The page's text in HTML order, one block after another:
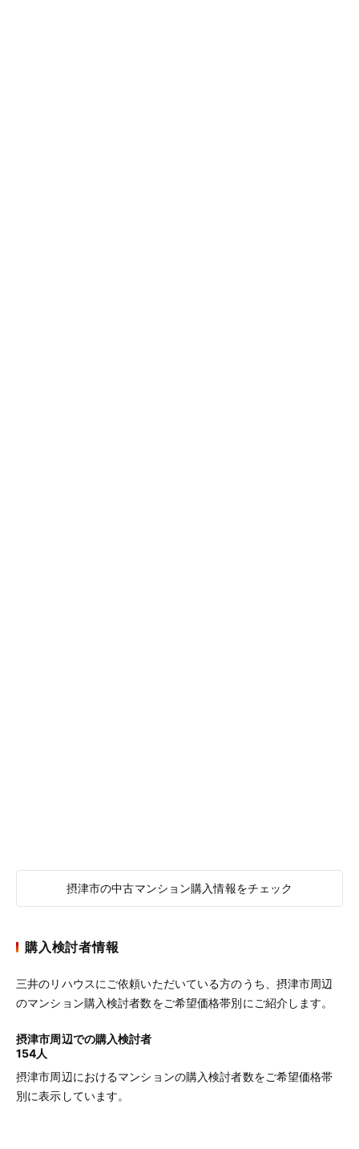
摂津市の中古マンション購入情報をチェック
購入検討者情報
三井のリハウスにご依頼いただいている方のうち、摂津市周辺
のマンション購入検討者数をご希望価格帯別にご紹介します。
摂津市周辺での購入検討者
154人
摂津市周辺におけるマンションの購入検討者数をご希望価格帯
別に表示しています。